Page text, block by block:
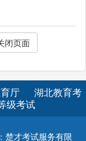
闭页面
厅
湖北教育考
级考试
楚才考试服务有限